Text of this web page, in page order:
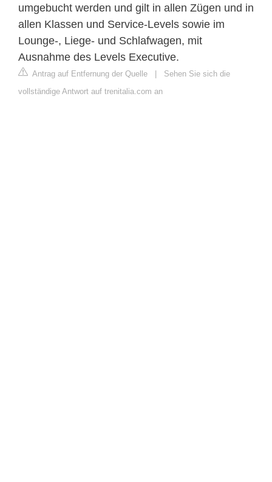
umgebucht werden und gilt in allen Zügen und in
allen Klassen und Service-Levels sowie im
Lounge-, Liege- und Schlafwagen, mit
Ausnahme des Levels Executive.
Antrag auf Entfernung der Quelle | Sehen Sie sich die
vollständige Antwort auf trenitalia.com an